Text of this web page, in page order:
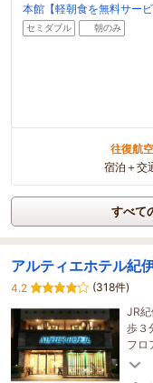
本館【軽朝食を無料サー
セミダブル 朝のみ
往復航
宿泊＋交
すべて
アルティエホテル紀
4.2
(318件)
JR
歩３
フロ
抜群